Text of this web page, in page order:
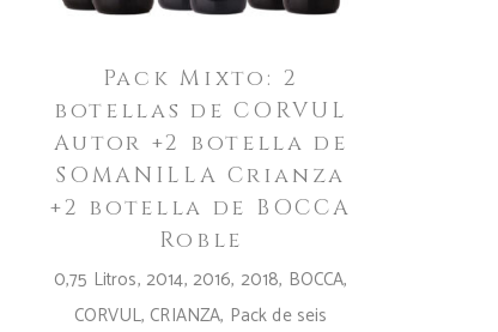
Pack Mixto: 2
botellas de CORVUL
Autor +2 botella de
SOMANILLA Crianza
+2 botella de BOCCA
Roble
0,75 Litros, 2014, 2016, 2018, BOCCA,
CORVUL, CRIANZA, Pack de seis